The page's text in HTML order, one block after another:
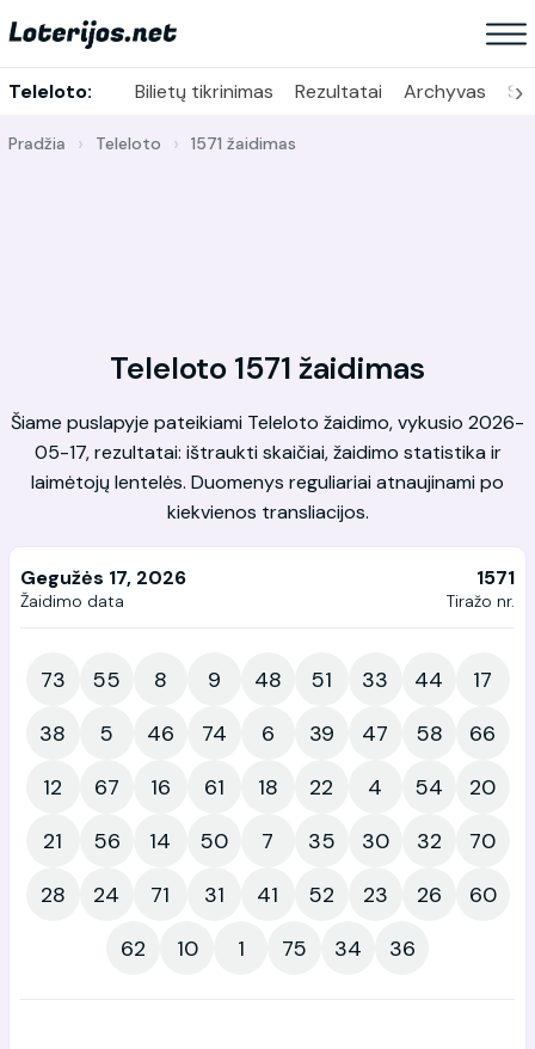
Teleloto: Bilietų tikrinimas Rezultatai Archyvas ›
Pradžia Teleloto 1571 žaidimas
Teleloto 1571 žaidimas
Šiame puslapyje pateikiami Teleloto žaidimo, vykusio 2026-
05-17, rezultatai: ištraukti skaičiai, žaidimo statistika ir
laimėtojų lentelės. Duomenys reguliariai atnaujinami po
kiekvienos transliacijos.
Gegužės 17, 2026
Žaidimo data
1571
Tiražo nr.
73 55 8 9 48 51 33 44
17
38
5 46 74 6 39 47 58
66
12
67 16 61 18 22 4 54
20
21
56 14 50 7 35 30 32
70
28
24 71 31 41 52 23 26
60
62
10 1 75 34 36